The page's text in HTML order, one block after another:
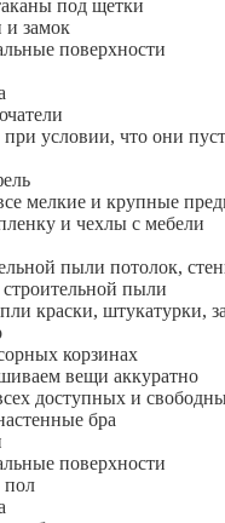
под щетки
замок
поверхности
условии, что они
мелкие и крупные
и чехлы с мебели
пыли потолок,
пыли
краски, штукатурки,
корзинах
вещи аккуратно
доступных и
бра
поверхности
пол